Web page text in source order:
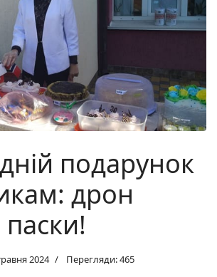
подарунок
дрон
паски!
2024 Перегляди: 465